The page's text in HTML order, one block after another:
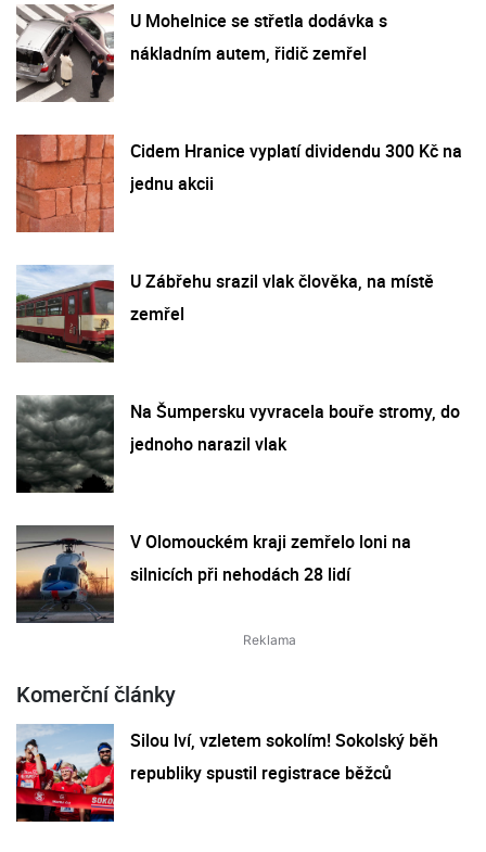
U Mohelnice se střetla dodávka s
nákladním autem, řidič zemřel
Cidem Hranice vyplatí dividendu 300 Kč na
jednu akcii
U Zábřehu srazil vlak člověka, na místě
zemřel
Na Šumpersku vyvracela bouře stromy, do
jednoho narazil vlak
V Olomouckém kraji zemřelo loni na
silnicích při nehodách 28 lidí
Komerční články
Silou lví, vzletem sokolím! Sokolský běh
republiky spustil registrace běžců